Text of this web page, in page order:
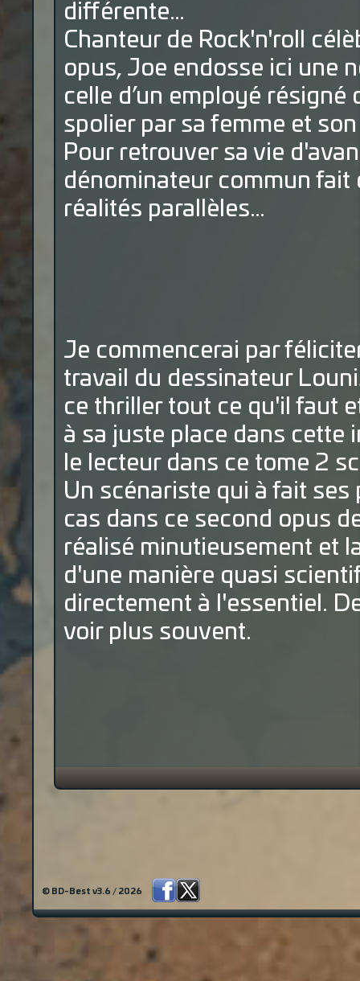
différente…
Chanteur de Rock'n'roll
opus, Joe endosse ici une
celle d’un employé
spolier par sa femme et
Pour retrouver sa vie
dénominateur commun fait
réalités parallèles…
Je commencerai par
travail du dessinateur
ce thriller tout ce qu'il faut
à sa juste place dans cette
le lecteur dans ce tome 2
Un scénariste qui à fait
cas dans ce second opus
réalisé minutieusement et
d'une manière quasi
directement à l'essentiel.
voir plus souvent.
© BD-Best v3.6 / 2026